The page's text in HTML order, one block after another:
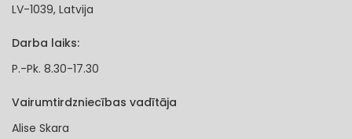
LV-1039, Latvija
Darba laiks:
P.-Pk. 8.30-17.30
Vairumtirdzniecības vadītāja
Alise Skara